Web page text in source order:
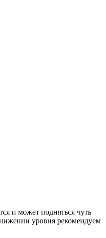
и может подняться чуть
уровня рекомендуем